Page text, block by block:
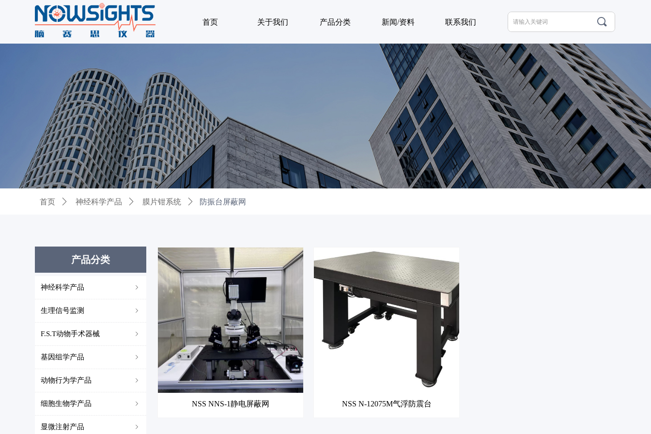
首页 关于我们 产品分类 新闻/资料 联系我们 끠
首页 ꄲ 神经科学产品 ꄲ 膜片钳系统 ꄲ 防振台屏蔽网
NSS NNS-1静电屏蔽网 NSS N-12075M气浮防震台
产品分类
ꁇ
神经科学产品
ꁇ
生理信号监测
ꁇ
F.S.T动物手术器械
ꁇ
基因组学产品
ꁇ
动物行为学产品
ꁇ
细胞生物学产品
ꁇ
显微注射产品